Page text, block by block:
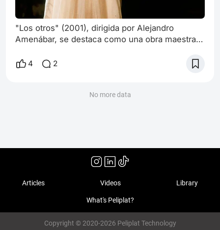
"Los otros" (2001), dirigida por Alejandro
Amenábar, se destaca como una obra maestra
elementos clásicos del género para ofrecer una
de tensión que crece de manera gradual,
4 2
No more data
Articles Videos Library
What's Peliplat?
Copyright © 2020-2026 Peliplat Technology